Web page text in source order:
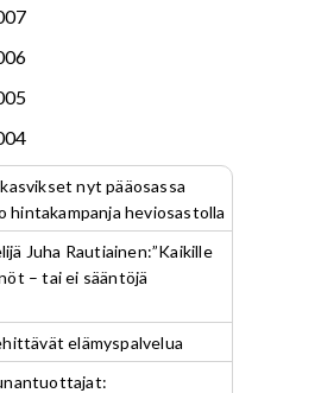
nyt pääosassa
hintakampanja heviosastolla
Juha Rautiainen:”Kaikille
– tai ei sääntöjä
elämyspalvelua